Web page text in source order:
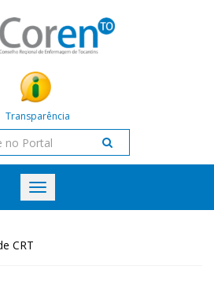
Transparência
Toggle
navigation
CRT